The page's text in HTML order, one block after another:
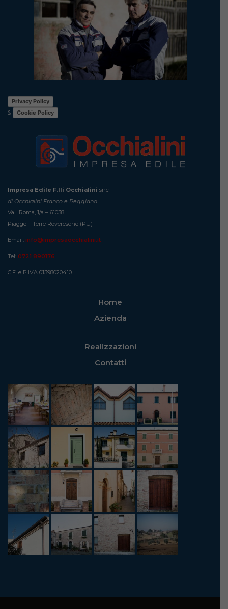
Privacy Policy
&
Cookie Policy
Impresa Edile F.lli Occhialini snc
di Occhialini Franco e Reggiano
Vai Roma, 1/a – 61038
Piagge – Terre Roveresche (PU)
Email: info@impresaocchialini.it
Tel: 0721 890176
C.F. e P.IVA 01398020410
Home
Azienda
Realizzazioni
Contatti